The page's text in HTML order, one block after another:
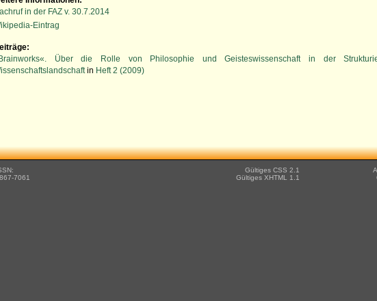
in der FAZ v. 30.7.2014
Eintrag
Über die Rolle von Philosophie und Geisteswissenschaft in der
in Heft 2 (2009)
7061
Gültiges CSS 2.1
Gültiges XHTML 1.1